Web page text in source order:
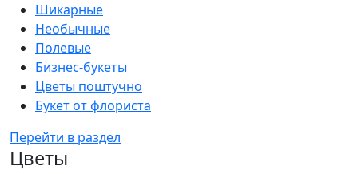
Шикарные
Необычные
Полевые
Бизнес-букеты
Цветы поштучно
Букет от флориста
Перейти в раздел
Цветы